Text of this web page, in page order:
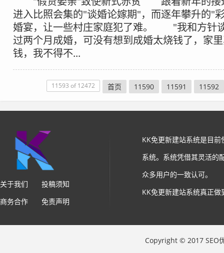
进入比照会集的"谈婚论嫁期"，而逐年攀升的"
婚宴，让一些村庄家庭犯了难。 "我和方针
过两个月成婚，可没有想到成婚太烧钱了，家
钱，我不得不...
11593 of 12472 首页 11590 11591 11592
关于我们
投稿须知
商务合作
免责声明
KK免更新建站系统是目
系统。系统凭借其灵活的
众多用户的一致认可。
KK免更新建站系统真正
Copyright © 2017 SEO